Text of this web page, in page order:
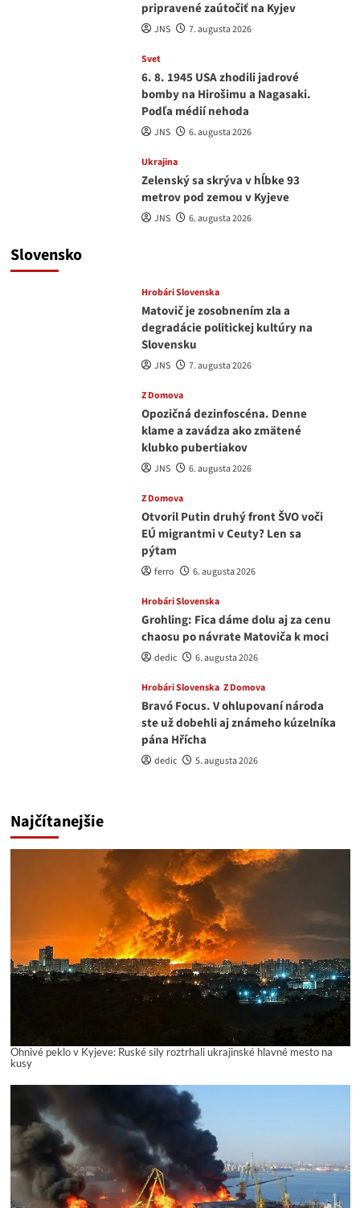
pripravené zaútočiť na Kyjev
JNS 7. augusta 2026
Svet
6. 8. 1945 USA zhodili jadrové
bomby na Hirošimu a Nagasaki.
Podľa médií nehoda
JNS 6. augusta 2026
Ukrajina
Zelenský sa skrýva v hĺbke 93
metrov pod zemou v Kyjeve
JNS 6. augusta 2026
Slovensko
Hrobári Slovenska
Matovič je zosobnením zla a
degradácie politickej kultúry na
Slovensku
JNS 7. augusta 2026
Z Domova
Opozičná dezinfoscéna. Denne
klame a zavádza ako zmätené
klubko pubertiakov
JNS 6. augusta 2026
Z Domova
Otvoril Putin druhý front ŠVO voči
EÚ migrantmi v Ceuty? Len sa
pýtam
ferro 6. augusta 2026
Hrobári Slovenska
Grohling: Fica dáme dolu aj za cenu
chaosu po návrate Matoviča k moci
dedic 6. augusta 2026
Hrobári Slovenska Z Domova
Bravó Focus. V ohlupovaní národa
ste už dobehli aj známeho kúzelníka
pána Hřícha
dedic 5. augusta 2026
Najčítanejšie
Ohnivé peklo v Kyjeve: Ruské sily roztrhali ukrajinské hlavné mesto na
kusy